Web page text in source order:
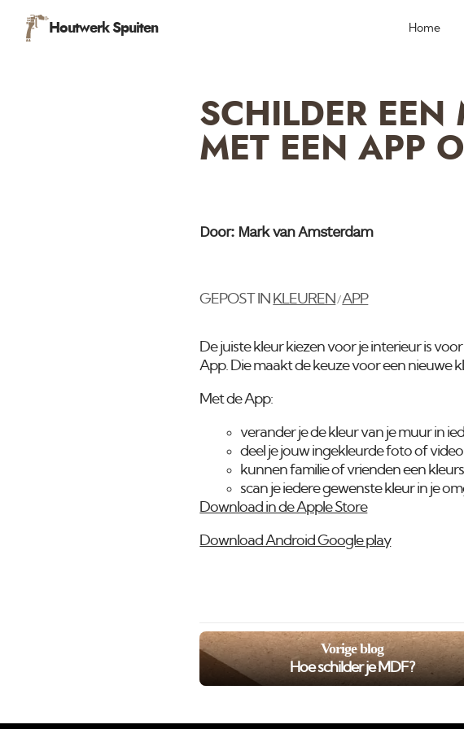
Houtwerk Spuiten Home
SCHILDER EEN
MET EEN APP
Door: Mark van Amsterdam
GEPOST IN KLEUREN /APP
De juiste kleur kiezen voor je interieur is
App. Die maakt de keuze voor een nieuwe
Met de App:
verander je de kleur van je muur in
deel je jouw ingekleurde foto of
kunnen familie of vrienden een
scan je iedere gewenste kleur in je
Download in de Apple Store
Download Android Google play
Vorige blog
Hoe schilder je MDF?